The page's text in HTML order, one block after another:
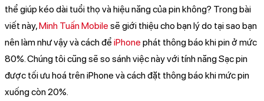
thể giúp kéo dài tuổi thọ và hiệu năng của pin không? Trong bài
viết này,Minh Tuấn Mobile sẽ giới thiệu cho bạn lý do tại sao bạn
nên làm như vậy và cách để iPhone phát thông báo khi pin ở mức
80%. Chúng tôi cũng sẽ so sánh việc này với tính năng Sạc pin
được tối ưu hoá trên iPhone và cách đặt thông báo khi mức pin
xuống còn 20%.